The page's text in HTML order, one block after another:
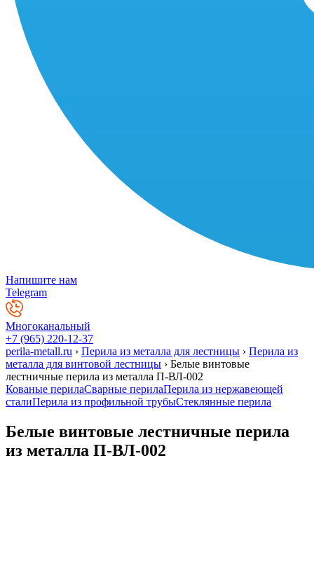
Напишите нам
Telegram
Многоканальный
+7 (965) 220-12-37
perila-metall.ru › Перила из металла для лестницы › Перила из
металла для винтовой лестницы › Белые винтовые
лестничные перила из металла П-ВЛ-002
Кованые перилаСварные перилаПерила из нержавеющей
сталиПерила из профильной трубыСтеклянные перила
Белые винтовые лестничные перила
из металла П-ВЛ-002